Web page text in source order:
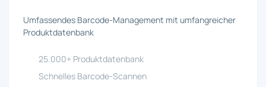
Umfassendes Barcode-Management mit umfangreicher
Produktdatenbank
25.000+ Produktdatenbank
Schnelles Barcode-Scannen